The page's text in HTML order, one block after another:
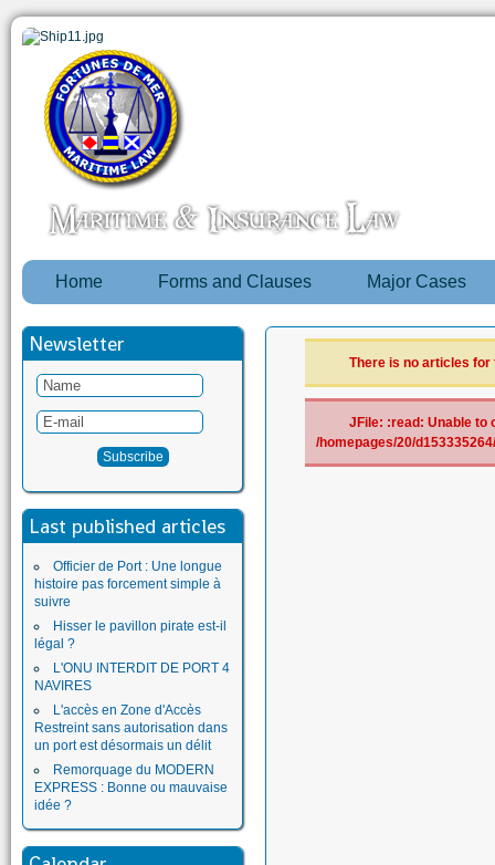
Home Forms and Clauses Major Cases
Newsletter
Last published articles
Officier de Port : Une longue
histoire pas forcement simple à
suivre
Hisser le pavillon pirate est-il
légal ?
L'ONU INTERDIT DE PORT 4
NAVIRES
L'accès en Zone d'Accès
Restreint sans autorisation dans
un port est désormais un délit
Remorquage du MODERN
EXPRESS : Bonne ou mauvaise
idée ?
There is no articles for
JFile: :read: Unable to
/homepages/20/